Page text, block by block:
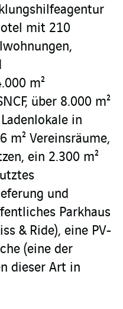
mit 210
m²
über 8.000 m²
in
m² Vereinsräume,
ein 2.300 m²
und
Parkhaus
& Ride), eine PV-
(eine der
dieser Art in